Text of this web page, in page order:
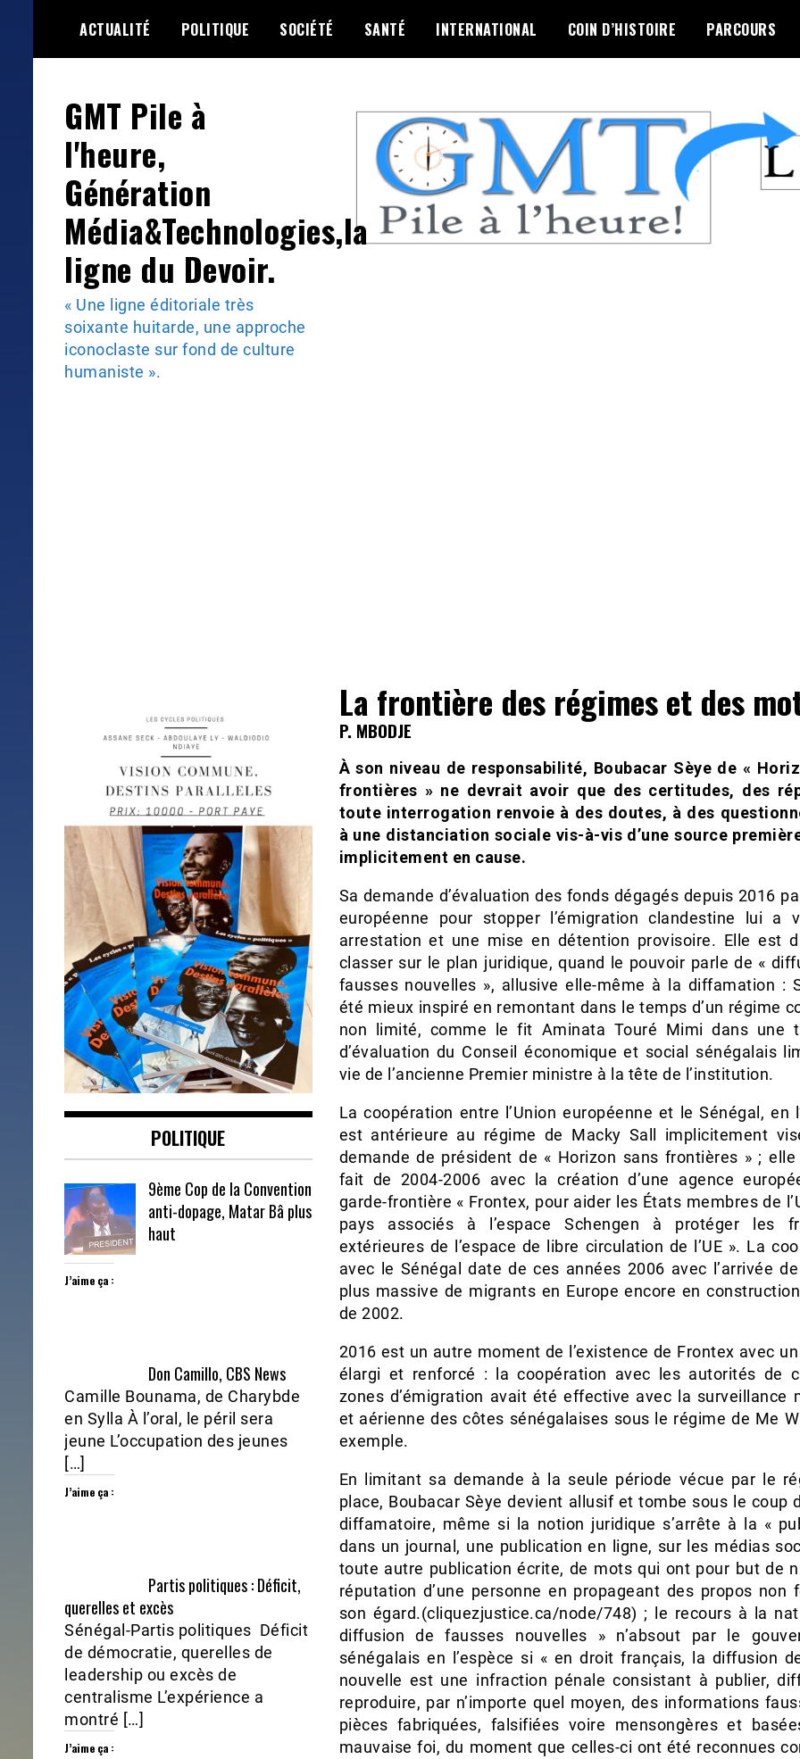
content
ACTUALITÉ POLITIQUE SOCIÉTÉ SANTÉ INTERNATIONAL COIN D’HISTOIRE PARCOURS
GMT Pile à
l'heure,
Génération
Média&Technologies,la
ligne du Devoir.
« Une ligne éditoriale très
soixante huitarde, une approche
iconoclaste sur fond de culture
humaniste ».
La frontière des régimes et des
P. MBODJE
À son niveau de responsabilité, Boubacar Sèye de «
frontières » ne devrait avoir que des certitudes, des
toute interrogation renvoie à des doutes, à des
à une distanciation sociale vis-à-vis d’une source
implicitement en cause.
Sa demande d’évaluation des fonds dégagés depuis 2016
européenne pour stopper l’émigration clandestine lui a
arrestation et une mise en détention provisoire. Elle est
classer sur le plan juridique, quand le pouvoir parle de «
fausses nouvelles », allusive elle-même à la diffamation :
été mieux inspiré en remontant dans le temps d’un régime
non limité, comme le fit Aminata Touré Mimi dans une
d’évaluation du Conseil économique et social sénégalais
vie de l’ancienne Premier ministre à la tête de l’institution.
La coopération entre l’Union européenne et le Sénégal, en
est antérieure au régime de Macky Sall implicitement
demande de président de « Horizon sans frontières » ;
fait de 2004-2006 avec la création d’une agence
garde-frontière « Frontex, pour aider les États membres de
pays associés à l’espace Schengen à protéger les
extérieures de l’espace de libre circulation de l’UE ». La
avec le Sénégal date de ces années 2006 avec l’arrivée
plus massive de migrants en Europe encore en
de 2002.
2016 est un autre moment de l’existence de Frontex avec
élargi et renforcé : la coopération avec les autorités de
zones d’émigration avait été effective avec la surveillance
et aérienne des côtes sénégalaises sous le régime de Me
exemple.
En limitant sa demande à la seule période vécue par le
place, Boubacar Sèye devient allusif et tombe sous le coup
diffamatoire, même si la notion juridique s’arrête à la «
dans un journal, une publication en ligne, sur les médias
toute autre publication écrite, de mots qui ont pour but de
réputation d’une personne en propageant des propos non
son égard.(cliquezjustice.ca/node/748) ; le recours à la
diffusion de fausses nouvelles » n’absout par le
sénégalais en l’espèce si « en droit français, la diffusion
nouvelle est une infraction pénale consistant à publier,
reproduire, par n’importe quel moyen, des informations
pièces fabriquées, falsifiées voire mensongères et
mauvaise foi, du moment que celles-ci ont été reconnues
POLITIQUE
9ème Cop de la Convention
anti-dopage, Matar Bâ plus
haut
J’aime ça :
Don Camillo, CBS News
Camille Bounama, de Charybde
en Sylla À l’oral, le péril sera
jeune L’occupation des jeunes
[…]
J’aime ça :
Partis politiques : Déficit,
querelles et excès
Sénégal-Partis politiques Déficit
de démocratie, querelles de
leadership ou excès de
centralisme L’expérience a
montré […]
J’aime ça :